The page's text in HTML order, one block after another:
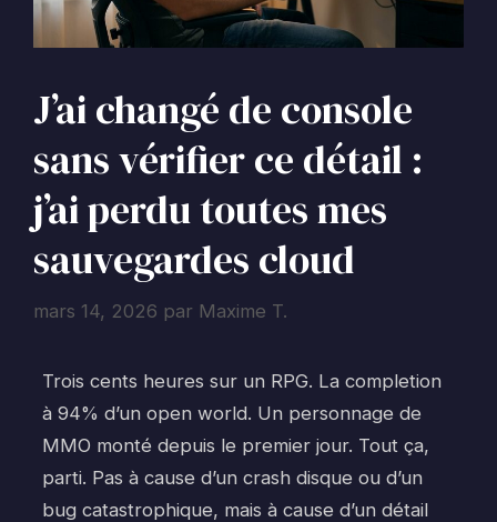
J’ai changé de console
sans vérifier ce détail :
j’ai perdu toutes mes
sauvegardes cloud
mars 14, 2026 par Maxime T.
Trois cents heures sur un RPG. La completion
à 94% d’un open world. Un personnage de
MMO monté depuis le premier jour. Tout ça,
parti. Pas à cause d’un crash disque ou d’un
bug catastrophique, mais à cause d’un détail